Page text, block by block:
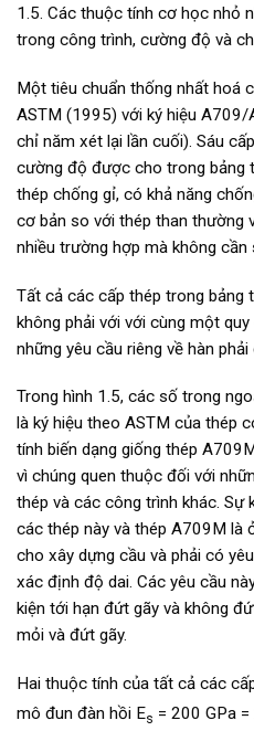
1.5. Các thuộc tính cơ học nhỏ
trong công trình, cường độ và
Một tiêu chuẩn thống nhất hoá
ASTM (1995) với ký hiệu
chỉ năm xét lại lần cuối). Sáu
cường độ được cho trong bảng
thép chống gỉ, có khả năng
cơ bản so với thép than thường
nhiều trường hợp mà không cần
Tất cả các cấp thép trong bảng
không phải với với cùng một
những yêu cầu riêng về hàn
Trong hình 1.5, các số trong
là ký hiệu theo ASTM của thép
tính biến dạng giống thép
vì chúng quen thuộc đối với
thép và các công trình khác. Sự
các thép này và thép A709M
cho xây dựng cầu và phải có
xác định độ dai. Các yêu cầu
kiện tới hạn đứt gãy và không
mỏi và đứt gãy.
Hai thuộc tính của tất cả các
mô đun đàn hồi Es = 200 GPa